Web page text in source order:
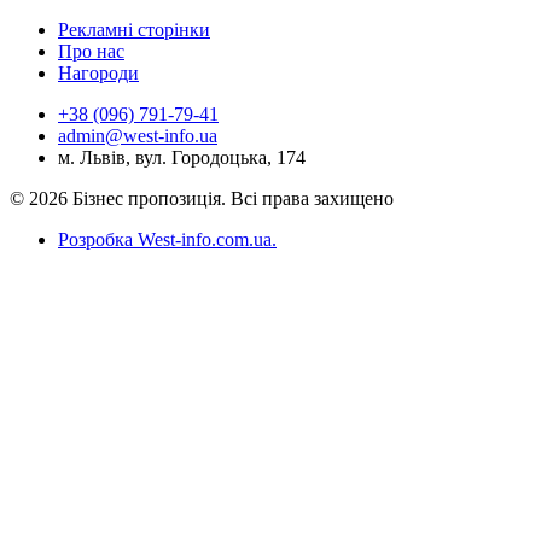
Рекламні сторінки
Про нас
Нагороди
+38 (096) 791-79-41
admin@west-info.ua
м. Львів, вул. Городоцька, 174
© 2026 Бізнес пропозиція. Всі права захищено
Розробка West-info.com.ua.